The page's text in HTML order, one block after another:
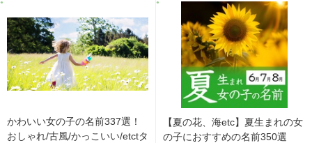
かわいい女の子の名前337選！
おしゃれ/古風/かっこいい/etctタ
【夏の花、海etc】夏生まれの女
の子におすすめの名前350選